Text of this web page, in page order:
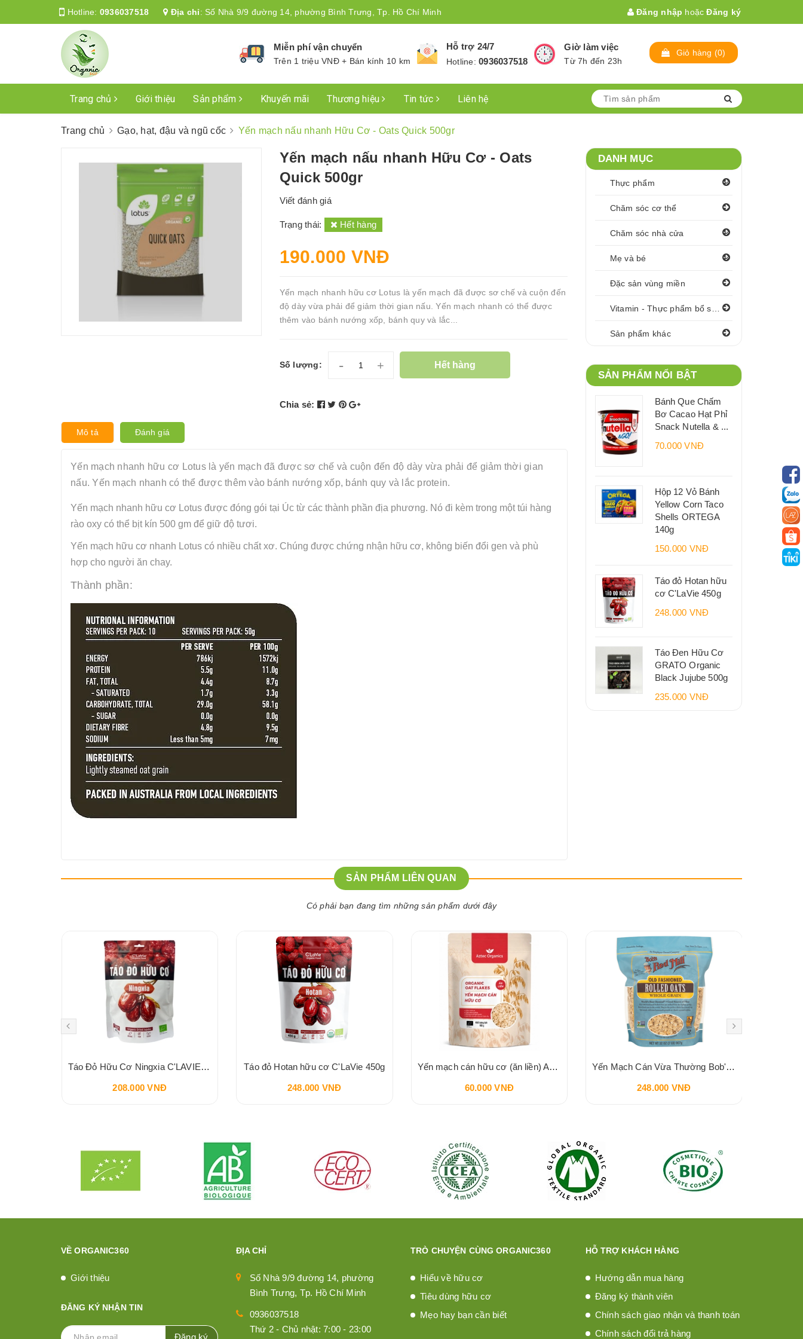
Hotline: 0936037518 Địa chỉ: Số Nhà 9/9 đường 14, phường Bình Trưng, Tp. Hồ Chí Minh Đăng nhập hoặc Đăng ký
Miễn phí vận chuyển
Trên 1 triệu VNĐ + Bán kính 10 km
Hỗ trợ 24/7
Hotline:0936037518
Giờ làm việc
Từ 7h đến 23h
Giỏ hàng (0)
Trang chủ Giới thiệu Sản phẩm Khuyến mãi Thương hiệu Tin tức Liên hệ
Trang chủ Gạo, hạt, đậu và ngũ cốc Yến mạch nấu nhanh Hữu Cơ - Oats Quick 500gr
Yến mạch nấu nhanh Hữu Cơ - Oats
Quick 500gr
Viết đánh giá
Trạng thái: Hết hàng
190.000 VNĐ
Yến mạch nhanh hữu cơ Lotus là yến mạch đã được sơ chế và cuộn đến
độ dày vừa phải để giảm thời gian nấu. Yến mạch nhanh có thể được
thêm vào bánh nướng xốp, bánh quy và lắc...
Số lượng: - + Hết hàng
Chia sẻ:
Mô tả Đánh giá
Yến mạch nhanh hữu cơ Lotus là yến mạch đã được sơ chế và cuộn đến độ dày vừa phải để giảm thời gian
nấu. Yến mạch nhanh có thể được thêm vào bánh nướng xốp, bánh quy và lắc protein.
Yến mạch nhanh hữu cơ Lotus được đóng gói tại Úc từ các thành phần địa phương. Nó đi kèm trong một túi hàng
rào oxy có thể bịt kín 500 gm để giữ độ tươi.
Yến mạch hữu cơ nhanh Lotus có nhiều chất xơ. Chúng được chứng nhận hữu cơ, không biến đổi gen và phù
hợp cho người ăn chay.
Thành phần:
DANH MỤC
Thực phẩm
Chăm sóc cơ thể
Chăm sóc nhà cửa
Mẹ và bé
Đặc sản vùng miền
Sản phẩm khác
SẢN PHẨM NỔI BẬT
Bánh Que Chấm
Bơ Cacao Hạt Phỉ
Snack Nutella & ...
70.000 VNĐ
Hộp 12 Vỏ Bánh
Yellow Corn Taco
Shells ORTEGA
140g
150.000 VNĐ
Táo đỏ Hotan hữu
cơ C'LaVie 450g
248.000 VNĐ
Táo Đen Hữu Cơ
GRATO Organic
Black Jujube 500g
235.000 VNĐ
SẢN PHẨM LIÊN QUAN
Có phải bạn đang tìm những sản phẩm dưới đây
Táo Đỏ Hữu Cơ Ningxia C'LAVIE 450g
208.000 VNĐ
Táo đỏ Hotan hữu cơ C'LaVie 450g
248.000 VNĐ
Yến mạch cán hữu cơ (ăn liền) Aztec Organics 180g
60.000 VNĐ
Yến Mạch Cán Vừa Thường Bob's Red Mill Old Fashioned Rolled Oats 907g
248.000 VNĐ
VỀ ORGANIC360
Giới thiệu
ĐĂNG KÝ NHẬN TIN
Đăng ký
ĐỊA CHỈ
Số Nhà 9/9 đường 14, phường
Bình Trưng, Tp. Hồ Chí Minh
0936037518
Thứ 2 - Chủ nhật: 7:00 - 23:00
TRÒ CHUYỆN CÙNG ORGANIC360
Hiểu về hữu cơ
Tiêu dùng hữu cơ
Mẹo hay bạn cần biết
HỖ TRỢ KHÁCH HÀNG
Hướng dẫn mua hàng
Đăng ký thành viên
Chính sách giao nhận và thanh toán
Chính sách đổi trả hàng